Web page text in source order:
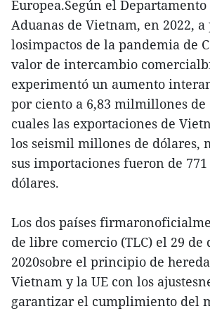
Europea.Según el
Aduanas de Vietnam, en 2022, a
losimpactos de la pandemia de
valor de intercambio
experimentó un aumento
por ciento a 6,83 milmillones de
cuales las exportaciones de
los seismil millones de dólares,
sus importaciones fueron de
dólares.
Los dos países
de libre comercio (TLC) el 29 de
2020sobre el principio de
Vietnam y la UE con los
garantizar el cumplimiento del